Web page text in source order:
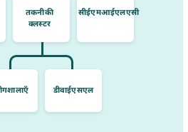
तकनीकी
क्लस्टर
डीवाईएसएल
सीईएमआईएलएसी